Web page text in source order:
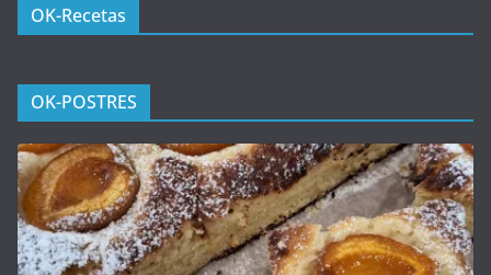
OK-Recetas
OK-POSTRES